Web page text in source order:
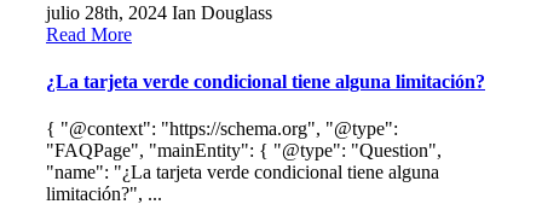
julio 28th, 2024 Ian Douglass
Read More
¿La tarjeta verde condicional tiene alguna limitación?
{ "@context": "https://schema.org", "@type":
"FAQPage", "mainEntity": { "@type": "Question",
"name": "¿La tarjeta verde condicional tiene alguna
limitación?", ...